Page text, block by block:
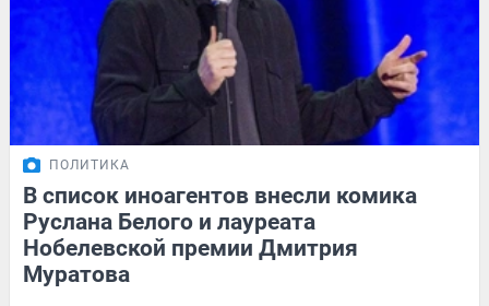
ПОЛИТИКА
В список иноагентов внесли комика
Руслана Белого и лауреата
Нобелевской премии Дмитрия
Муратова